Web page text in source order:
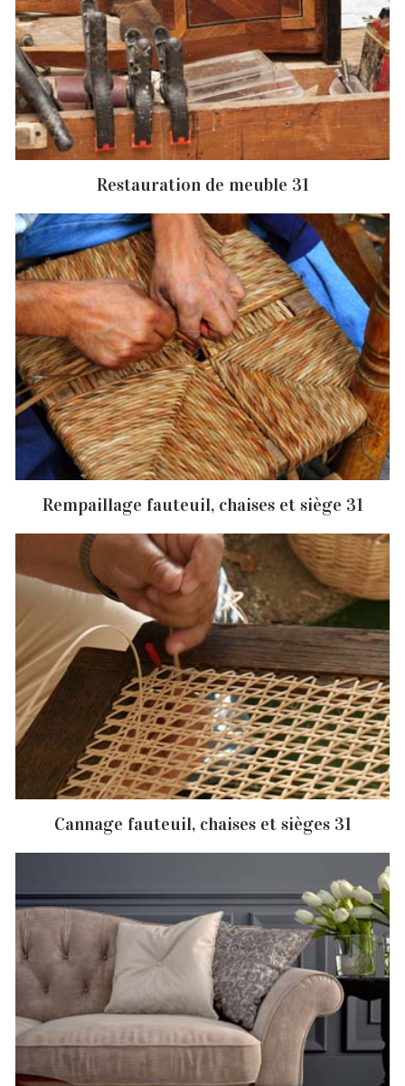
Restauration de meuble 31
Rempaillage fauteuil, chaises et siège 31
Cannage fauteuil, chaises et sièges 31